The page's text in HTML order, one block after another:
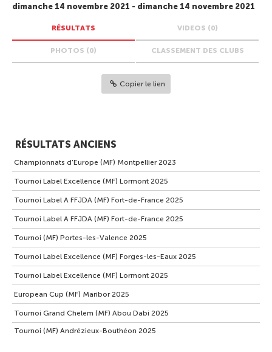
dimanche 14 novembre 2021 - dimanche 14 novembre 2021
RÉSULTATS VIDEOS (0)
PHOTOS (0) CLASSEMENT DES CLUBS
Copier le lien
RÉSULTATS ANCIENS
Championnats d'Europe (MF) Montpellier 2023
Tournoi Label Excellence (MF) Lormont 2025
Tournoi Label A FFJDA (MF) Fort-de-France 2025
Tournoi Label A FFJDA (MF) Fort-de-France 2025
Tournoi (MF) Portes-les-Valence 2025
Tournoi Label Excellence (MF) Forges-les-Eaux 2025
Tournoi Label Excellence (MF) Lormont 2025
European Cup (MF) Maribor 2025
Tournoi Grand Chelem (MF) Abou Dabi 2025
Tournoi (MF) Andrézieux-Bouthéon 2025